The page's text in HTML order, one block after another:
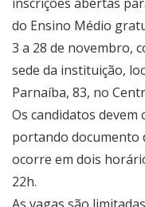
do Ensino Médio
3 a 28 de novembro,
sede da instituição,
Parnaíba, 83, no
Os candidatos
portando documento
ocorre em dois
22h.